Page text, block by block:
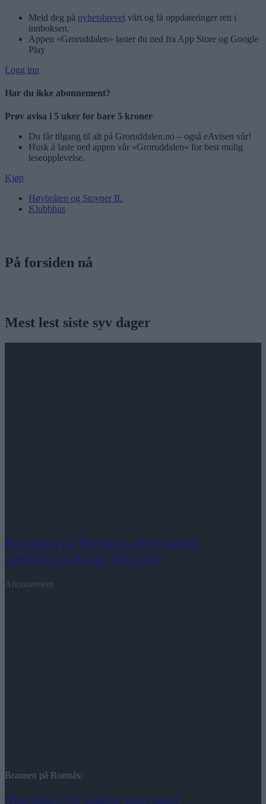
Meld deg på nyhetsbrevet vårt og få oppdateringer rett i
innboksen.
Appen «Groruddalen» laster du ned fra App Store og Google
Play
Logg inn
Har du ikke abonnement?
Prøv avisa i 5 uker for bare 5 kroner
Du får tilgang til alt på Groruddalen.no – også eAvisen vår!
Husk å laste ned appen vår «Groruddalen» for best mulig
leseopplevelse.
Kjøp
Høybråten og Stovner IL
Klubbhus
På forsiden nå
Mest lest siste syv dager
Brannen på Romsås: Den gamle
eneboligen brant helt ned
Abonnement
Brannen på Romsås:
Markus (25) vokste opp med